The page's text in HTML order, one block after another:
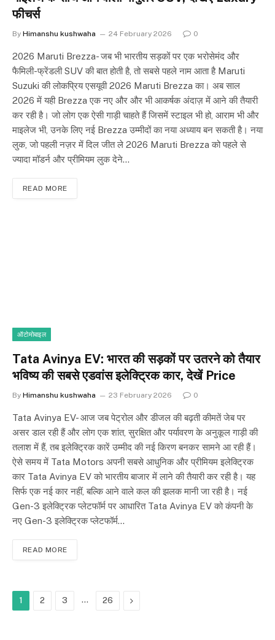
फीचर्स
By Himanshu kushwaha 24 February 2026 0
2026 Maruti Brezza- जब भी भारतीय सड़कों पर एक भरोसेमंद और
फैमिली-फ्रेंडली SUV की बात होती है, तो सबसे पहले नाम आता है Maruti
Suzuki की लोकप्रिय एसयूवी 2026 Maruti Brezza का। अब साल
2026 में यही Brezza एक नए और और भी आकर्षक अंदाज़ में आने की तैयारी
कर रही है। जो लोग एक ऐसी गाड़ी चाहते हैं जिसमें स्टाइल भी हो, आराम भी और
माइलेज भी, उनके लिए नई Brezza उम्मीदों का नया अध्याय बन सकती है। नया
लुक, जो पहली नज़र में दिल जीत ले 2026 Maruti Brezza को पहले से
ज्यादा मॉडर्न और प्रीमियम लुक देने…
READ MORE
ऑटोमोबाइल
Tata Avinya EV: भारत की सड़कों पर उतरने को तैयार
भविष्य की सबसे एडवांस इलेक्ट्रिक कार, देखें Price
By Himanshu kushwaha 23 February 2026 0
Tata Avinya EV- आज जब पेट्रोल और डीजल की बढ़ती कीमतें जेब पर
असर डाल रही हैं और लोग एक शांत, सुरक्षित और पर्यावरण के अनुकूल गाड़ी की
तलाश में हैं, तब इलेक्ट्रिक कारें उम्मीद की नई किरण बनकर सामने आ रही हैं।
ऐसे समय में Tata Motors अपनी सबसे आधुनिक और प्रीमियम इलेक्ट्रिक
कार Tata Avinya EV को भारतीय बाजार में लाने की तैयारी कर रही है। यह
सिर्फ एक नई कार नहीं, बल्कि आने वाले कल की झलक मानी जा रही है। नई
Gen-3 इलेक्ट्रिक प्लेटफॉर्म पर आधारित Tata Avinya EV को कंपनी के
नए Gen-3 इलेक्ट्रिक प्लेटफॉर्म…
READ MORE
1 2 3 … 26 Next